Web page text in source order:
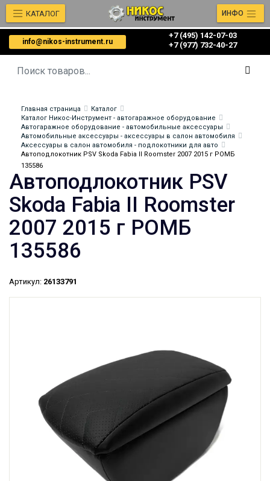
info@nikos-instrument.ru
+7 (495) 142-07-03
‎‎+7 (977) 732-40-27
КАТАЛОГ ИНФО
Главная страница
Каталог
Каталог Никос-Инструмент - автогаражное оборудование
Автогаражное оборудование - автомобильные аксессуары
Автомобильные аксессуары - аксессуары в салон автомобиля
Аксессуары в салон автомобиля - подлокотники для авто
Автоподлокотник PSV Skoda Fabia II Roomster 2007 2015 г РОМБ
135586
Автоподлокотник PSV
Skoda Fabia II Roomster
2007 2015 г РОМБ
135586
Артикул: 26133791